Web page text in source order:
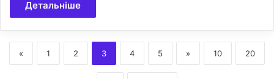
Детальніше
« 1 2 3 4 5 » 10 20